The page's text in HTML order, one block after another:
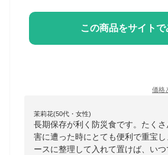
この商品をサイトで
価格
茉莉花(50代・女性)
長期保存が利く防災食です。たく
害に遭った時にとても便利で重宝
ースに整理して入れて置けば、い